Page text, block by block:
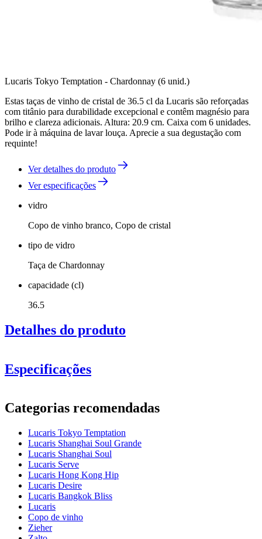
Lucaris Tokyo Temptation - Chardonnay (6 unid.)
Estas taças de vinho de cristal de 36.5 cl da Lucaris são reforçadas
com titânio para durabilidade excepcional e contêm magnésio para
brilho e clareza adicionais. Altura: 20.9 cm. Caixa com 6 unidades.
Pode ir à máquina de lavar louça. Aprecie a sua degustação com
requinte!
Ver detalhes do produto
Ver especificações
vidro
Copo de vinho branco, Copo de cristal
tipo de vidro
Taça de Chardonnay
capacidade (cl)
36.5
Detalhes do produto
demonstração (mais ou menos a meio do vídeo)
Especificações
Número do produtoLS02CD13G
Dimensões (LxAxP cm)
Peso (kg)0.216
Altura (cm)20.9
Largura (cm)40
profundidade (cm)
vidro
Série de produtos
vidroCopo de vinho branco, Copo de cristal
Categorias recomendadas
Lucaris Tokyo Temptation
Lucaris Shanghai Soul Grande
Lucaris Shanghai Soul
Lucaris Serve
Lucaris Hong Kong Hip
Lucaris Desire
Lucaris Bangkok Bliss
Lucaris
Copo de vinho
Zieher